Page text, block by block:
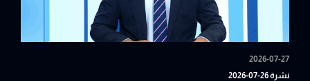
2026-07-27
نشرة 26-07-2026